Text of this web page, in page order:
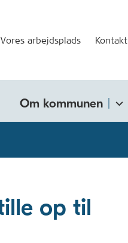
Vores arbejdsplads Kontakt
Om kommunen
op til